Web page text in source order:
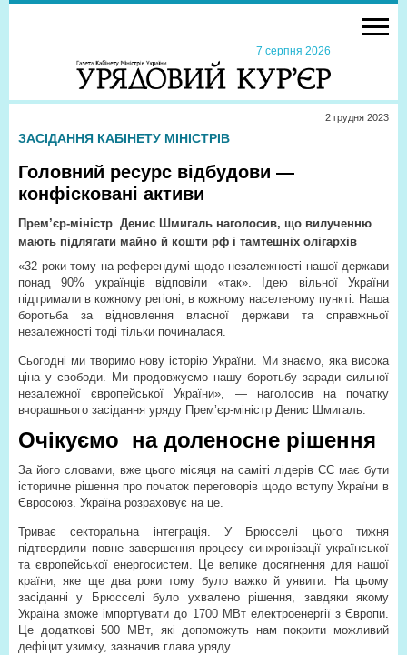
7 серпня 2026
2 грудня 2023
ЗАСІДАННЯ КАБІНЕТУ МІНІСТРІВ
Головний ресурс відбудови —
конфісковані активи
Прем’єр-міністр Денис Шмигаль наголосив, що вилученню
мають підлягати майно й кошти рф і тамтешніх олігархів
«32 роки тому на референдумі щодо незалежності нашої держави
понад 90% українців відповіли «так». Ідею вільної України
підтримали в кожному регіоні, в кожному населеному пункті. Наша
боротьба за відновлення власної держави та справжньої
незалежності тоді тільки починалася.
Сьогодні ми творимо нову історію України. Ми знаємо, яка висока
ціна у свободи. Ми продовжуємо нашу боротьбу заради сильної
незалежної європейської України», — наголосив на початку
вчорашнього засідання уряду Прем’єр-міністр Денис Шмигаль.
Очікуємо на доленосне рішення
За його словами, вже цього місяця на саміті лідерів ЄС має бути
історичне рішення про початок переговорів щодо вступу України в
Євросоюз. Україна розраховує на це.
Триває секторальна інтеграція. У Брюсселі цього тижня
підтвердили повне завершення процесу синхронізації української
та європейської енергосистем. Це велике досягнення для нашої
країни, яке ще два роки тому було важко й уявити. На цьому
засіданні у Брюсселі було ухвалено рішення, завдяки якому
Україна зможе імпортувати до 1700 МВт електроенергії з Європи.
Це додаткові 500 МВт, які допоможуть нам покрити можливий
дефіцит узимку, зазначив глава уряду.